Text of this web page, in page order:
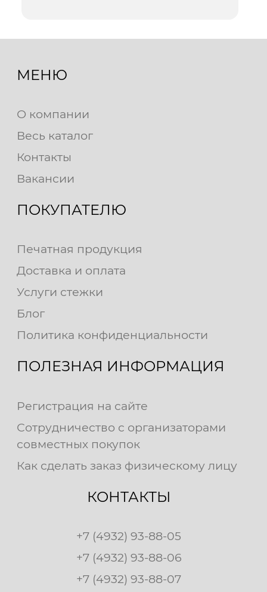
МЕНЮ
О компании
Весь каталог
Контакты
Вакансии
ПОКУПАТЕЛЮ
Печатная продукция
Доставка и оплата
Услуги стежки
Блог
Политика конфиденциальности
ПОЛЕЗНАЯ ИНФОРМАЦИЯ
Регистрация на сайте
Сотрудничество с организаторами
совместных покупок
Как сделать заказ физическому лицу
КОНТАКТЫ
+7 (4932) 93-88-05
+7 (4932) 93-88-06
+7 (4932) 93-88-07